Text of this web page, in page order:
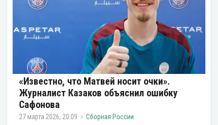
«Известно, что Матвей носит очки».
Журналист Казаков объяснил ошибку
Сафонова
27 марта 2026, 20:09 Сборная России